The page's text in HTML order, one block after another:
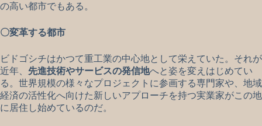
の高い都市でもある。
〇変革する都市
ビドゴシチはかつて重工業の中心地として栄えていた。それが
近年、 先進技術やサービスの発信地へと姿を変えはじめてい
る。世界規模の様々なプロジェクトに参画する専門家や、地域
経済の活性化へ向けた新しいアプローチを持つ実業家がこの地
に居住し始めているのだ。